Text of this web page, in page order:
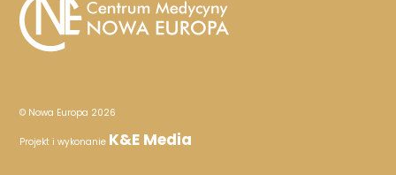
© Nowa Europa 2026
Projekt i wykonanie K&E Media